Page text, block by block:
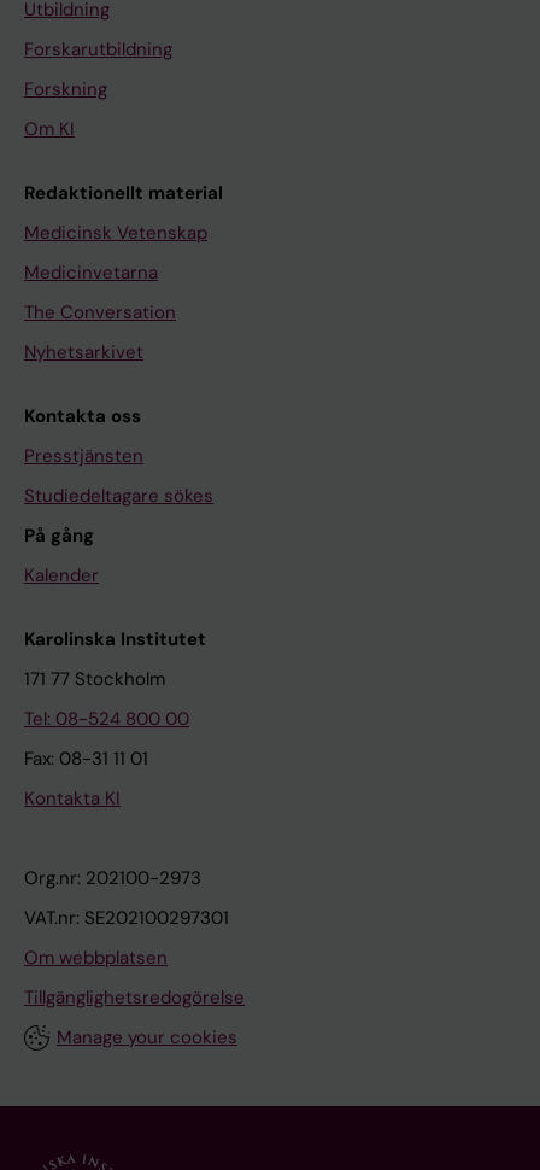
Utbildning
Forskarutbildning
Forskning
Om KI
Redaktionellt material
Medicinsk Vetenskap
Medicinvetarna
The Conversation
Nyhetsarkivet
Kontakta oss
Presstjänsten
Studiedeltagare sökes
På gång
Kalender
Karolinska Institutet
171 77 Stockholm
Tel: 08-524 800 00
Fax: 08-31 11 01
Kontakta KI
Org.nr: 202100-2973
VAT.nr: SE202100297301
Om webbplatsen
Tillgänglighetsredogörelse
Manage your cookies